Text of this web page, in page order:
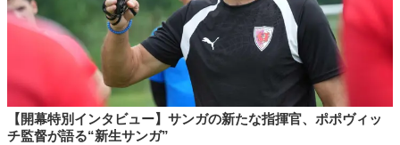
【開幕特別インタビュー】サンガの新たな指揮官、ポポヴィッ
チ監督が語る“新生サンガ”